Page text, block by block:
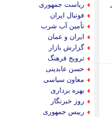
ریاست جمهوری
فوتبال ایران
تأمین آب شرب
ایران و عمان
گزارش بازار
ترویج فرهنگ
حسن عابدینی
معاون سیاسی
بهره برداری
روز خبرنگار
رییس جمهوری